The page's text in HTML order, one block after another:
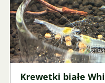
2194
Krewetki białe